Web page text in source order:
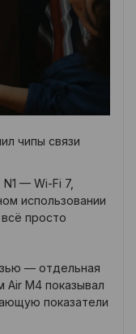
чипы связи
— Wi-Fi 7,
использовании
просто
— отдельная
Air M4 показывал
показатели